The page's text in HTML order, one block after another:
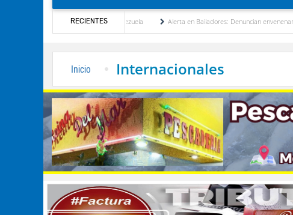
RECIENTES
de Venezuela Alerta en Bailadores: Denuncian envenenamiento de siete
Inicio Internacionales